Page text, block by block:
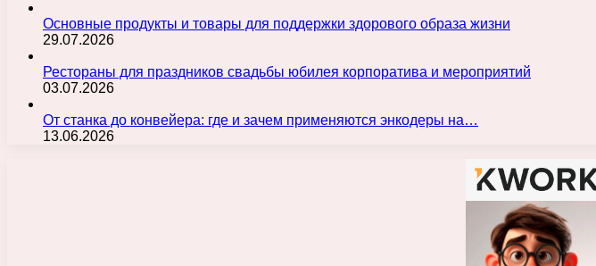
Основные продукты и товары для поддержки здорового образа жизни
29.07.2026
Рестораны для праздников свадьбы юбилея корпоратива и мероприятий
03.07.2026
От станка до конвейера: где и зачем применяются энкодеры на…
13.06.2026